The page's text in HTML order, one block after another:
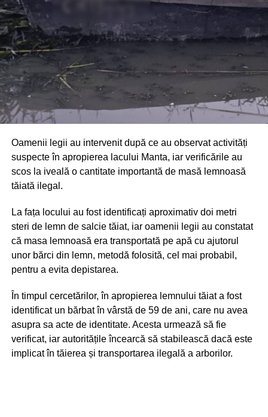
localnicilor care au intervenit prompt și au contribuit la
limitarea pagubelor.
Oamenii legii au intervenit după ce au observat activități
suspecte în apropierea lacului Manta, iar verificările au
scos la iveală o cantitate importantă de masă lemnoasă
tăiată ilegal.
La fața locului au fost identificați aproximativ doi metri
steri de lemn de salcie tăiat, iar oamenii legii au constatat
că masa lemnoasă era transportată pe apă cu ajutorul
unor bărci din lemn, metodă folosită, cel mai probabil,
pentru a evita depistarea.
În timpul cercetărilor, în apropierea lemnului tăiat a fost
identificat un bărbat în vârstă de 59 de ani, care nu avea
asupra sa acte de identitate. Acesta urmează să fie
verificat, iar autoritățile încearcă să stabilească dacă este
implicat în tăierea și transportarea ilegală a arborilor.